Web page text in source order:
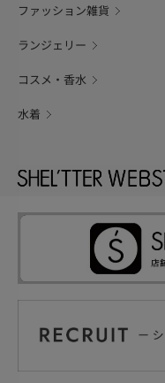
ファッション雑貨
ランジェリー
コスメ・香水
水着